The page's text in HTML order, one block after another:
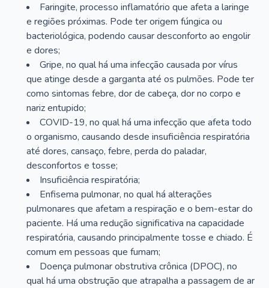
Faringite, processo inflamatório que afeta a laringe
e regiões próximas. Pode ter origem fúngica ou
bacteriológica, podendo causar desconforto ao engolir
e dores;
Gripe, no qual há uma infecção causada por vírus
que atinge desde a garganta até os pulmões. Pode ter
como sintomas febre, dor de cabeça, dor no corpo e
nariz entupido;
COVID-19, no qual há uma infecção que afeta todo
o organismo, causando desde insuficiência respiratória
até dores, cansaço, febre, perda do paladar,
desconfortos e tosse;
Insuficiência respiratória;
Enfisema pulmonar, no qual há alterações
pulmonares que afetam a respiração e o bem-estar do
paciente. Há uma redução significativa na capacidade
respiratória, causando principalmente tosse e chiado. É
comum em pessoas que fumam;
Doença pulmonar obstrutiva crônica (DPOC), no
qual há uma obstrução que atrapalha a passagem de ar